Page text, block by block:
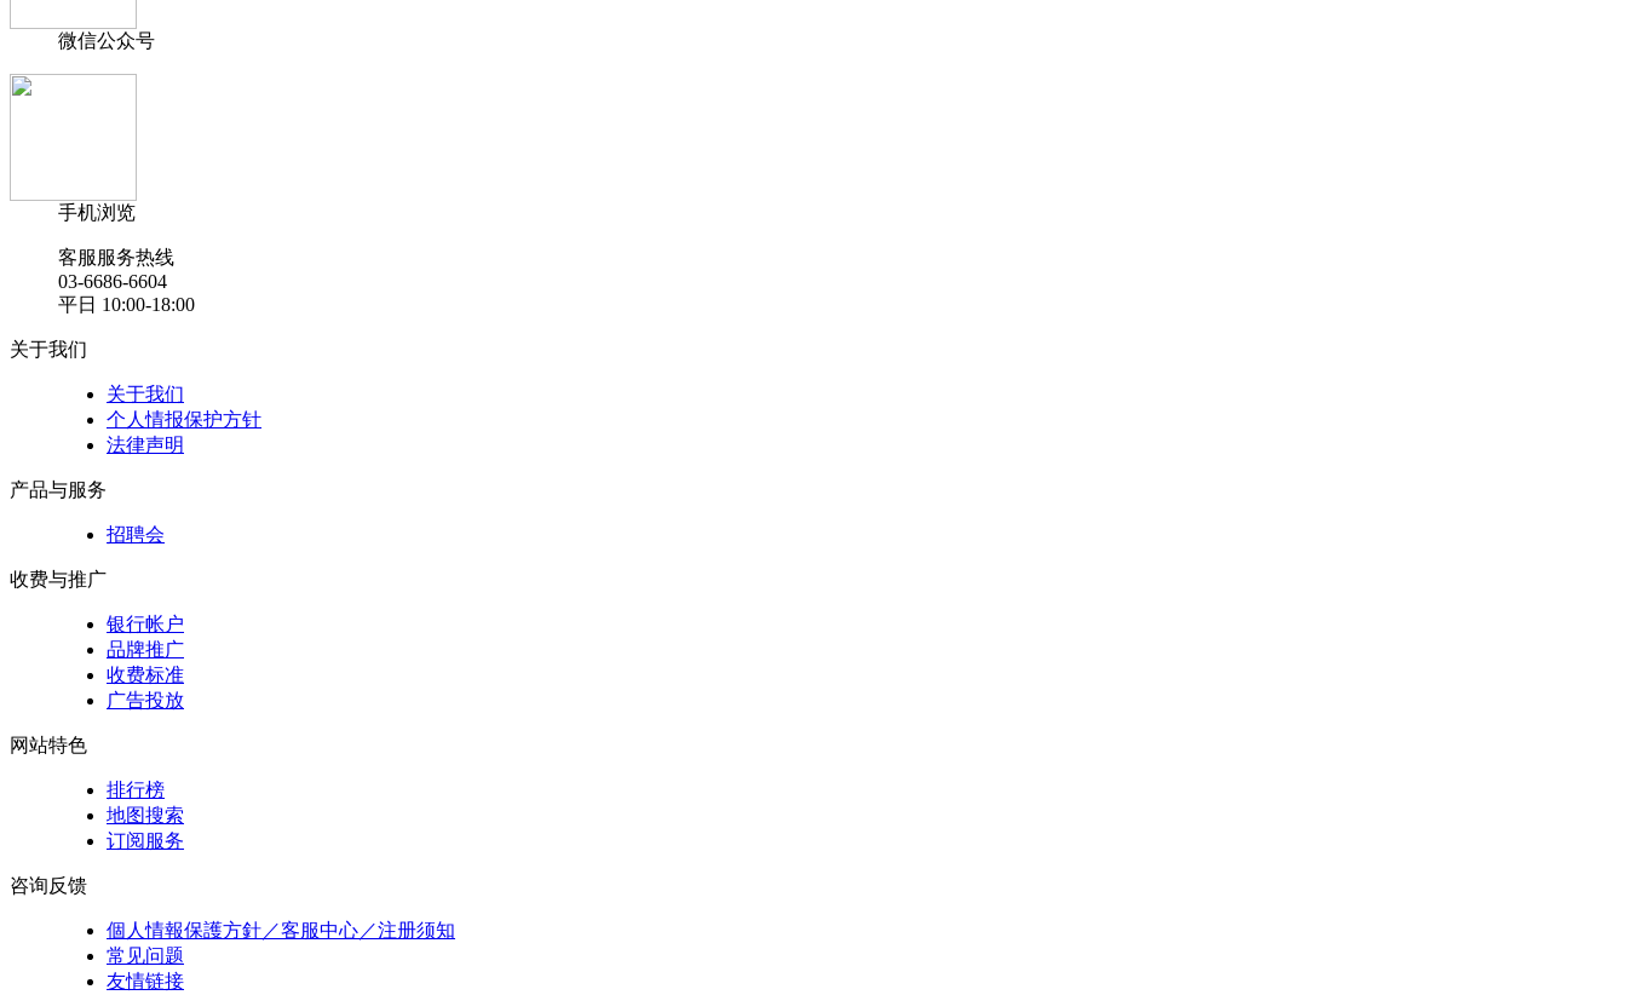
微信公众号
手机浏览
客服服务热线
03-6686-6604
平日 10:00-18:00
关于我们
关于我们
个人情报保护方针
法律声明
产品与服务
招聘会
收费与推广
银行帐户
品牌推广
收费标准
广告投放
网站特色
排行榜
地图搜索
订阅服务
咨询反馈
個人情報保護方針／客服中心／注册须知
常见问题
友情链接